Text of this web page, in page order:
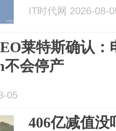
IT时代网 2026-08-
莱特斯确认：
不会停产
05
406亿减值没